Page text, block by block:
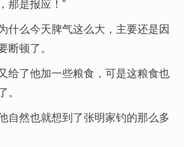
什么今天脾气这么大，主要还是因
顿了。
给了他加一些粮食，可是这粮食也
自然也就想到了张明家钓的那么多